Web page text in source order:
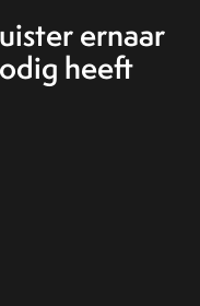
ernaar
heeft